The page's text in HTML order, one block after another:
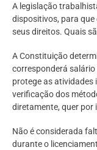
A legislação
dispositivos, para que
seus direitos. Quais
A Constituição
corresponderá salário
protege as atividades
verificação dos
diretamente, quer por
Não é considerada
durante o